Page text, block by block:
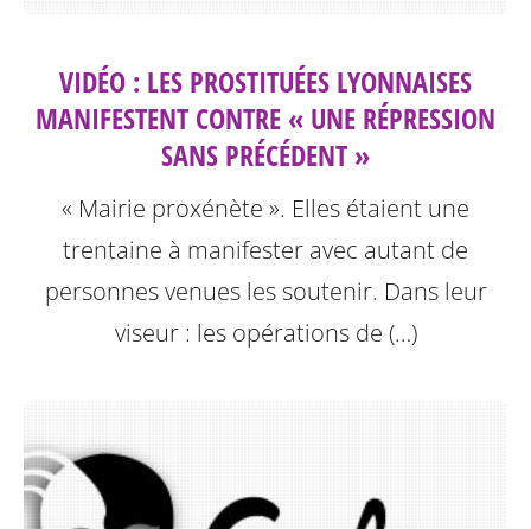
VIDÉO : LES PROSTITUÉES LYONNAISES
MANIFESTENT CONTRE « UNE RÉPRESSION
SANS PRÉCÉDENT »
« Mairie proxénète ». Elles étaient une
trentaine à manifester avec autant de
personnes venues les soutenir. Dans leur
viseur : les opérations de (…)